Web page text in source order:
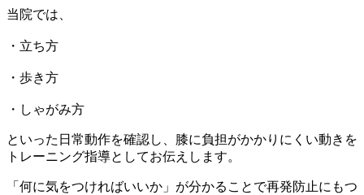
当院では、
・立ち方
・歩き方
・しゃがみ方
といった日常動作を確認し、膝に負担がかかりにくい動きを
トレーニング指導としてお伝えします。
「何に気をつければいいか」が分かることで再発防止にもつ